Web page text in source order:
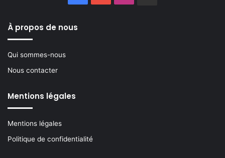
À propos de nous
Qui sommes-nous
Nous contacter
Mentions légales
Mentions légales
Politique de confidentialité